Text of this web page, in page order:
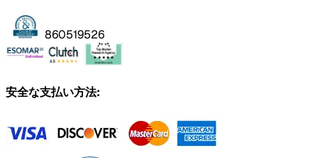
860519526
安全な支払い方法: